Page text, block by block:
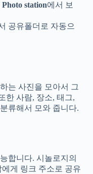
Photo station에서 보
공유폴더로 자동으
는 사진을 모아서 그
한 사람, 장소, 태그,
류해서 모와 줍니다.
합니다. 시놀로지의
게 링크 주소로 공유